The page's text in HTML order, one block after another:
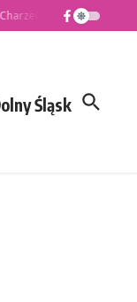
nowym Komendantem
Śląsk